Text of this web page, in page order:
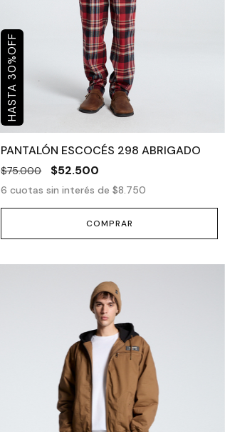
30
%
OFF
PANTALÓN ESCOCÉS 298 ABRIGADO
$75.000 $52.500
6 cuotas sin interés de$8.750
COMPRAR